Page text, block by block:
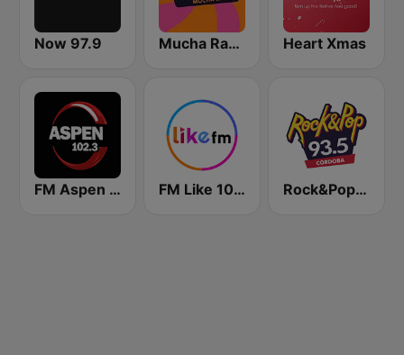
Now 97.9 Mucha Radio 94.7 FM Heart Xmas
FM Aspen 102.3 FM Like 104.5 Rock&Pop Córdoba